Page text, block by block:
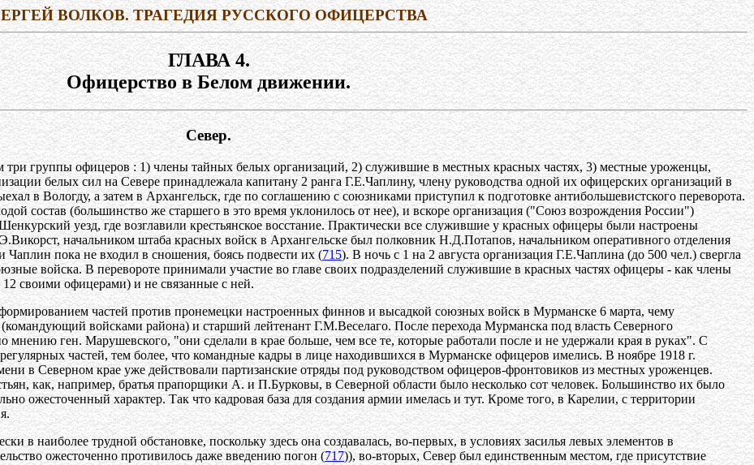
ВОЛКОВ. ТРАГЕДИЯ РУССКОГО ОФИЦЕРСТВА
ГЛАВА 4.
Офицерство в Белом движении.
Север.
группы офицеров : 1) члены тайных белых организаций, 2) служившие в местных красных частях, 3) местные уроженцы,
белых сил на Севере принадлежала капитану 2 ранга Г.Е.Чаплину, члену руководства одной их офицерских организаций в
в Вологду, а затем в Архангельск, где по соглашению с союзниками приступил к подготовке антибольшевистского переворота.
состав (большинство же старшего в это время уклонилось от нее), и вскоре организация ("Союз возрождения России")
уезд, где возглавили крестьянское восстание. Практически все служившие у красных офицеры были настроены
начальником штаба красных войск в Архангельске был полковник Н.Д.Потапов, начальником оперативного отделения
пока не входил в сношения, боясь подвести их (715). В ночь с 1 на 2 августа организация Г.Е.Чаплина (до 500 чел.) свергла
войска. В перевороте принимали участие во главе своих подразделений служившие в красных частях офицеры - как члены
своими офицерами) и не связанные с ней.
частей против пронемецки настроенных финнов и высадкой союзных войск в Мурманске 6 марта, чему
войсками района) и старший лейтенант Г.М.Веселаго. После перехода Мурманска под власть Северного
мнению ген. Марушевского, "они сделали в крае больше, чем все те, которые работали после и не удержали края в руках". С
частей, тем более, что командные кадры в лице находившихся в Мурманске офицеров имелись. В ноябре 1918 г.
в Северном крае уже действовали партизанские отряды под руководством офицеров-фронтовиков из местных уроженцев.
как, например, братья прапорщики А. и П.Бурковы, в Северной области было несколько сот человек. Большинство их было
ожесточенный характер. Так что кадровая база для создания армии имелась и тут. Кроме того, в Карелии, с территории
в наиболее трудной обстановке, поскольку здесь она создавалась, во-первых, в условиях засилья левых элементов в
ожесточенно противилось даже введению погон (717)), во-вторых, Север был единственным местом, где присутствие